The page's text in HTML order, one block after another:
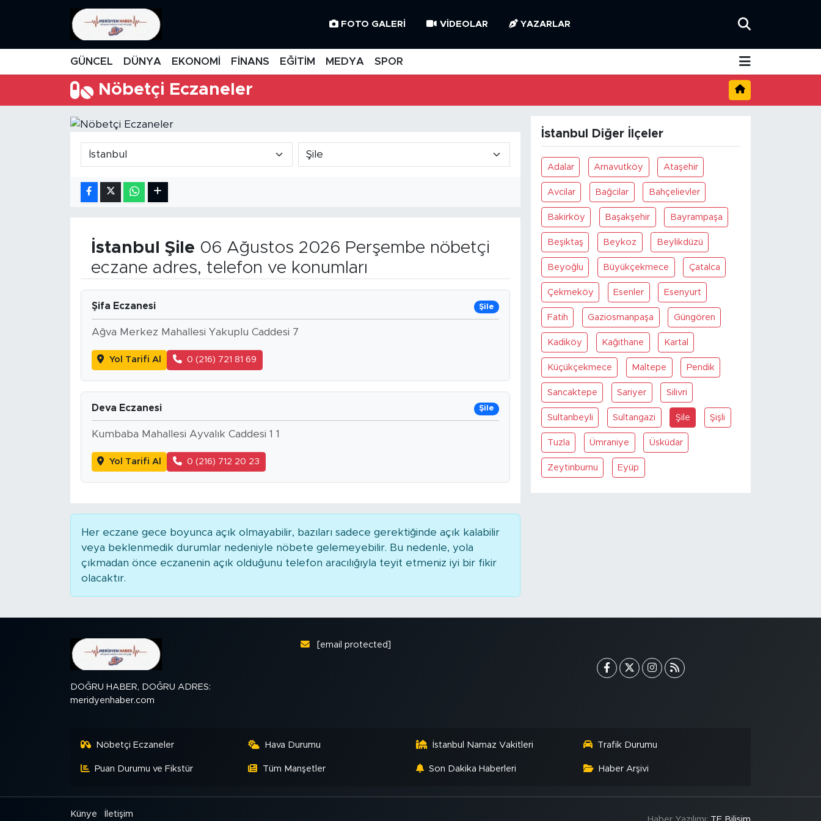
FOTO GALERI VIDEOLAR YAZARLAR
GÜNCEL DÜNYA EKONOMİ FİNANS EĞİTİM MEDYA SPOR
Nöbetçi Eczaneler
İstanbul Şile 06 Ağustos 2026 Perşembe nöbetçi
eczane adres, telefon ve konumları
Şifa Eczanesi Şile
Ağva Merkez Mahallesi Yakuplu Caddesi 7
Yol Tarifi Al 0 (216) 721 81 69
Deva Eczanesi Şile
Kumbaba Mahallesi Ayvalık Caddesi 1 1
Yol Tarifi Al 0 (216) 712 20 23
Her eczane gece boyunca açık olmayabilir, bazıları sadece gerektiğinde açık kalabilir
veya beklenmedik durumlar nedeniyle nöbete gelemeyebilir. Bu nedenle, yola
çıkmadan önce eczanenin açık olduğunu telefon aracılığıyla teyit etmeniz iyi bir fikir
olacaktır.
İstanbul Diğer İlçeler
Adalar Arnavutköy Ataşehir
Avcilar Bağcilar Bahçelievler
Bakirköy Başakşehir Bayrampaşa
Beşiktaş Beykoz Beylikdüzü
Beyoğlu Büyükçekmece Çatalca
Çekmeköy Esenler Esenyurt
Fatih Gaziosmanpaşa Güngören
Kadiköy Kağithane Kartal
Küçükçekmece Maltepe Pendik
Sancaktepe Sariyer Silivri
Sultanbeyli Sultangazi Şile Şişli
Tuzla Ümraniye Üsküdar
Zeytinburnu Eyüp
DOĞRU HABER, DOĞRU ADRES:
meridyenhaber.com
[email protected]
Nöbetçi Eczaneler Hava Durumu İstanbul Namaz Vakitleri Trafik Durumu
Puan Durumu ve Fikstür Tüm Manşetler Son Dakika Haberleri Haber Arşivi
Künye İletişim
EĞİTİM
MANŞET
KARİKATÜR
BİLİM-TEKNOLOJİ
YAZARLAR
POLİTİKA
EKONOMİ
TARİHTEN GÜNÜMÜZE
Hava Durumu
İstanbul Namaz Vakitleri
Tüm Manşetler
Haber Arşivi